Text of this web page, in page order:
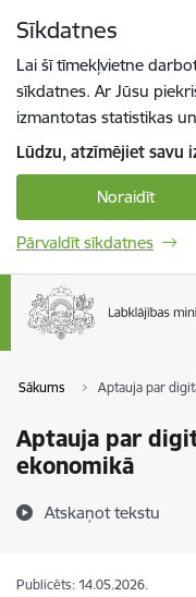
Sīkdatnes
Lai šī tīmekļvietne
sīkdatnes. Ar Jūsu
izmantotas statistikas
Lūdzu, atzīmējiet savu
Noraidīt
Pārvaldīt sīkdatnes
Sākums Aptauja par
Aptauja par
ekonomikā
Atskaņot tekstu
Publicēts: 14.05.2026.